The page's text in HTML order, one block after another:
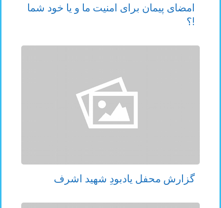
امضای پیمان برای امنیت ما و یا خود شما
!؟
گزارش محفل یادبودِ شهید اشرف